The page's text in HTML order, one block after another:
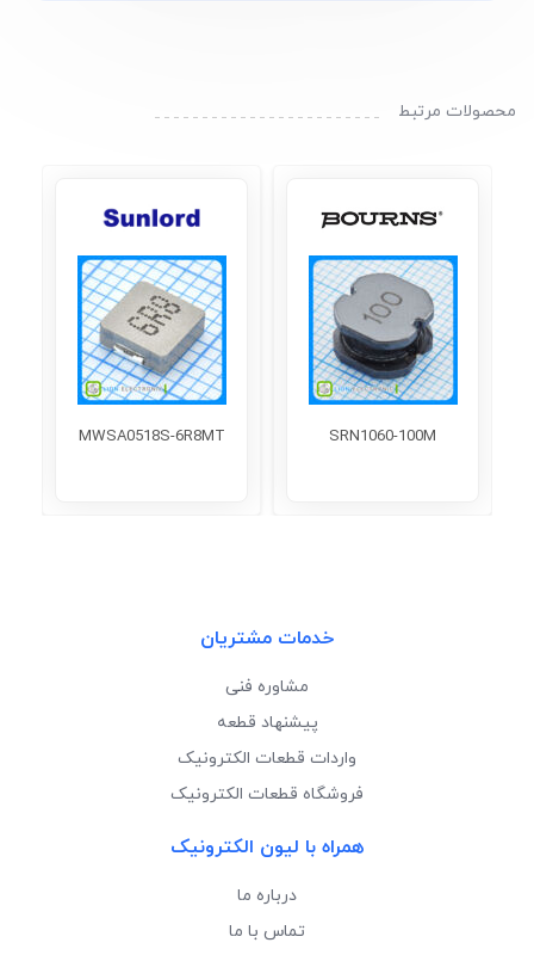
محصولات مرتبط
SRN1060-100M
MWSA0518S-6R8MT
خدمات مشتریان
مشاوره فنی
پیشنهاد قطعه
واردات قطعات الکترونیک
فروشگاه قطعات الکترونیک
همراه با لیون الکترونیک
درباره ما
تماس با ما